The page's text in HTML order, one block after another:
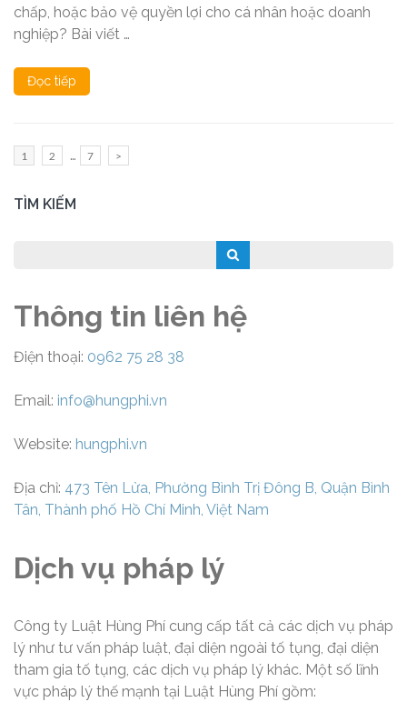
chấp, hoặc bảo vệ quyền lợi cho cá nhân hoặc doanh
nghiệp? Bài viết …
Đọc tiếp
Phân
bài
Trang
1 Trang
2 … Trang
7 >
TÌM KIẾM
Thông tin liên hệ
Điện thoại: 0962 75 28 38
Email: info@hungphi.vn
Website: hungphi.vn
Địa chỉ: 473 Tên Lửa, Phường Bình Trị Đông B, Quận Bình
Tân, Thành phố Hồ Chí Minh, Việt Nam
Dịch vụ pháp lý
Công ty Luật Hùng Phí cung cấp tất cả các dịch vụ pháp
lý như tư vấn pháp luật, đại diện ngoài tố tụng, đại diện
tham gia tố tụng, các dịch vụ pháp lý khác. Một số lĩnh
vực pháp lý thế mạnh tại Luật Hùng Phí gồm: